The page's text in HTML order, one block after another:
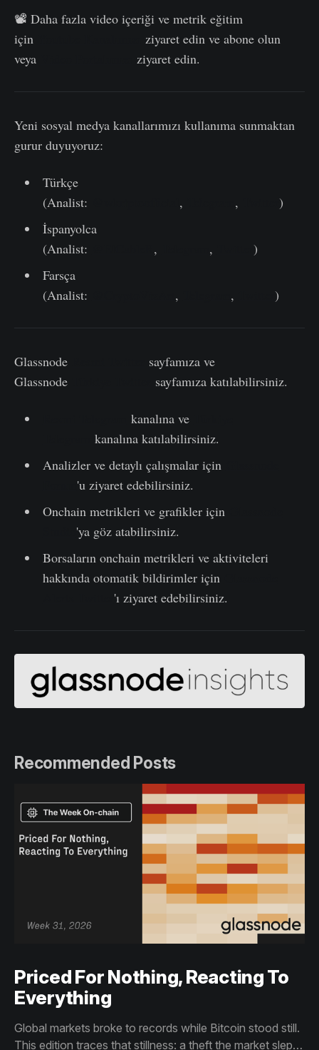
📽️ Daha fazla video içeriği ve metrik eğitim
için
ziyaret edin ve abone olun
veya
ziyaret edin.
Yeni sosyal medya kanallarımızı kullanıma sunmaktan
gurur duyuyoruz:
Türkçe
(Analist:
, ,
)
İspanyolca
(Analist:
, ,
)
Farsça
(Analist:
, , )
Glassnode
sayfamıza ve
Glassnode
sayfamıza katılabilirsiniz.
kanalına ve
kanalına katılabilirsiniz.
Analizler ve detaylı çalışmalar için
'u ziyaret edebilirsiniz.
Onchain metrikleri ve grafikler için
'ya göz atabilirsiniz.
Borsaların onchain metrikleri ve aktiviteleri
hakkında otomatik bildirimler için
'ı ziyaret edebilirsiniz.
Recommended Posts
Priced For Nothing, Reacting To
Everything
Global markets broke to records while Bitcoin stood still.
This edition traces that stillness: a theft the market slept